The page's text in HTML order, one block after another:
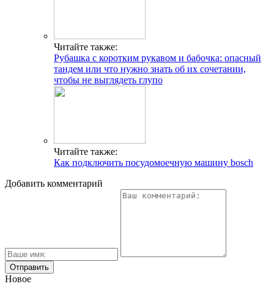
Читайте также:
Рубашка с коротким рукавом и бабочка: опасный
тандем или что нужно знать об их сочетании,
чтобы не выглядеть глупо
Читайте также:
Как подключить посудомоечную машину bosch
Добавить комментарий
Новое